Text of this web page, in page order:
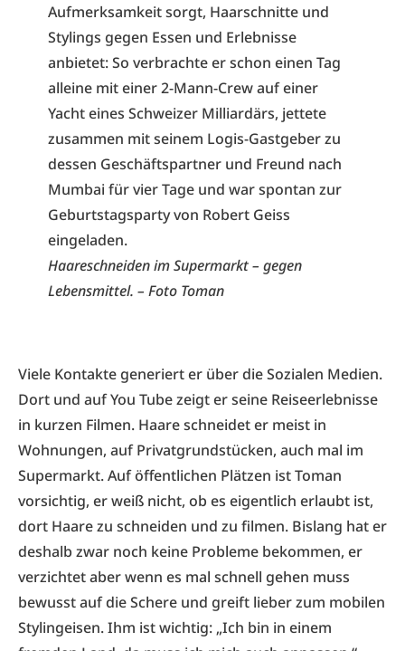
Aufmerksamkeit sorgt, Haarschnitte und
Stylings gegen Essen und Erlebnisse
anbietet: So verbrachte er schon einen Tag
alleine mit einer 2-Mann-Crew auf einer
Yacht eines Schweizer Milliardärs, jettete
zusammen mit seinem Logis-Gastgeber zu
dessen Geschäftspartner und Freund nach
Mumbai für vier Tage und war spontan zur
Geburtstagsparty von Robert Geiss
eingeladen.
Haareschneiden im Supermarkt – gegen
Lebensmittel. – Foto Toman
Viele Kontakte generiert er über die Sozialen Medien.
Dort und auf You Tube zeigt er seine Reiseerlebnisse
in kurzen Filmen. Haare schneidet er meist in
Wohnungen, auf Privatgrundstücken, auch mal im
Supermarkt. Auf öffentlichen Plätzen ist Toman
vorsichtig, er weiß nicht, ob es eigentlich erlaubt ist,
dort Haare zu schneiden und zu filmen. Bislang hat er
deshalb zwar noch keine Probleme bekommen, er
verzichtet aber wenn es mal schnell gehen muss
bewusst auf die Schere und greift lieber zum mobilen
Stylingeisen. Ihm ist wichtig: „Ich bin in einem